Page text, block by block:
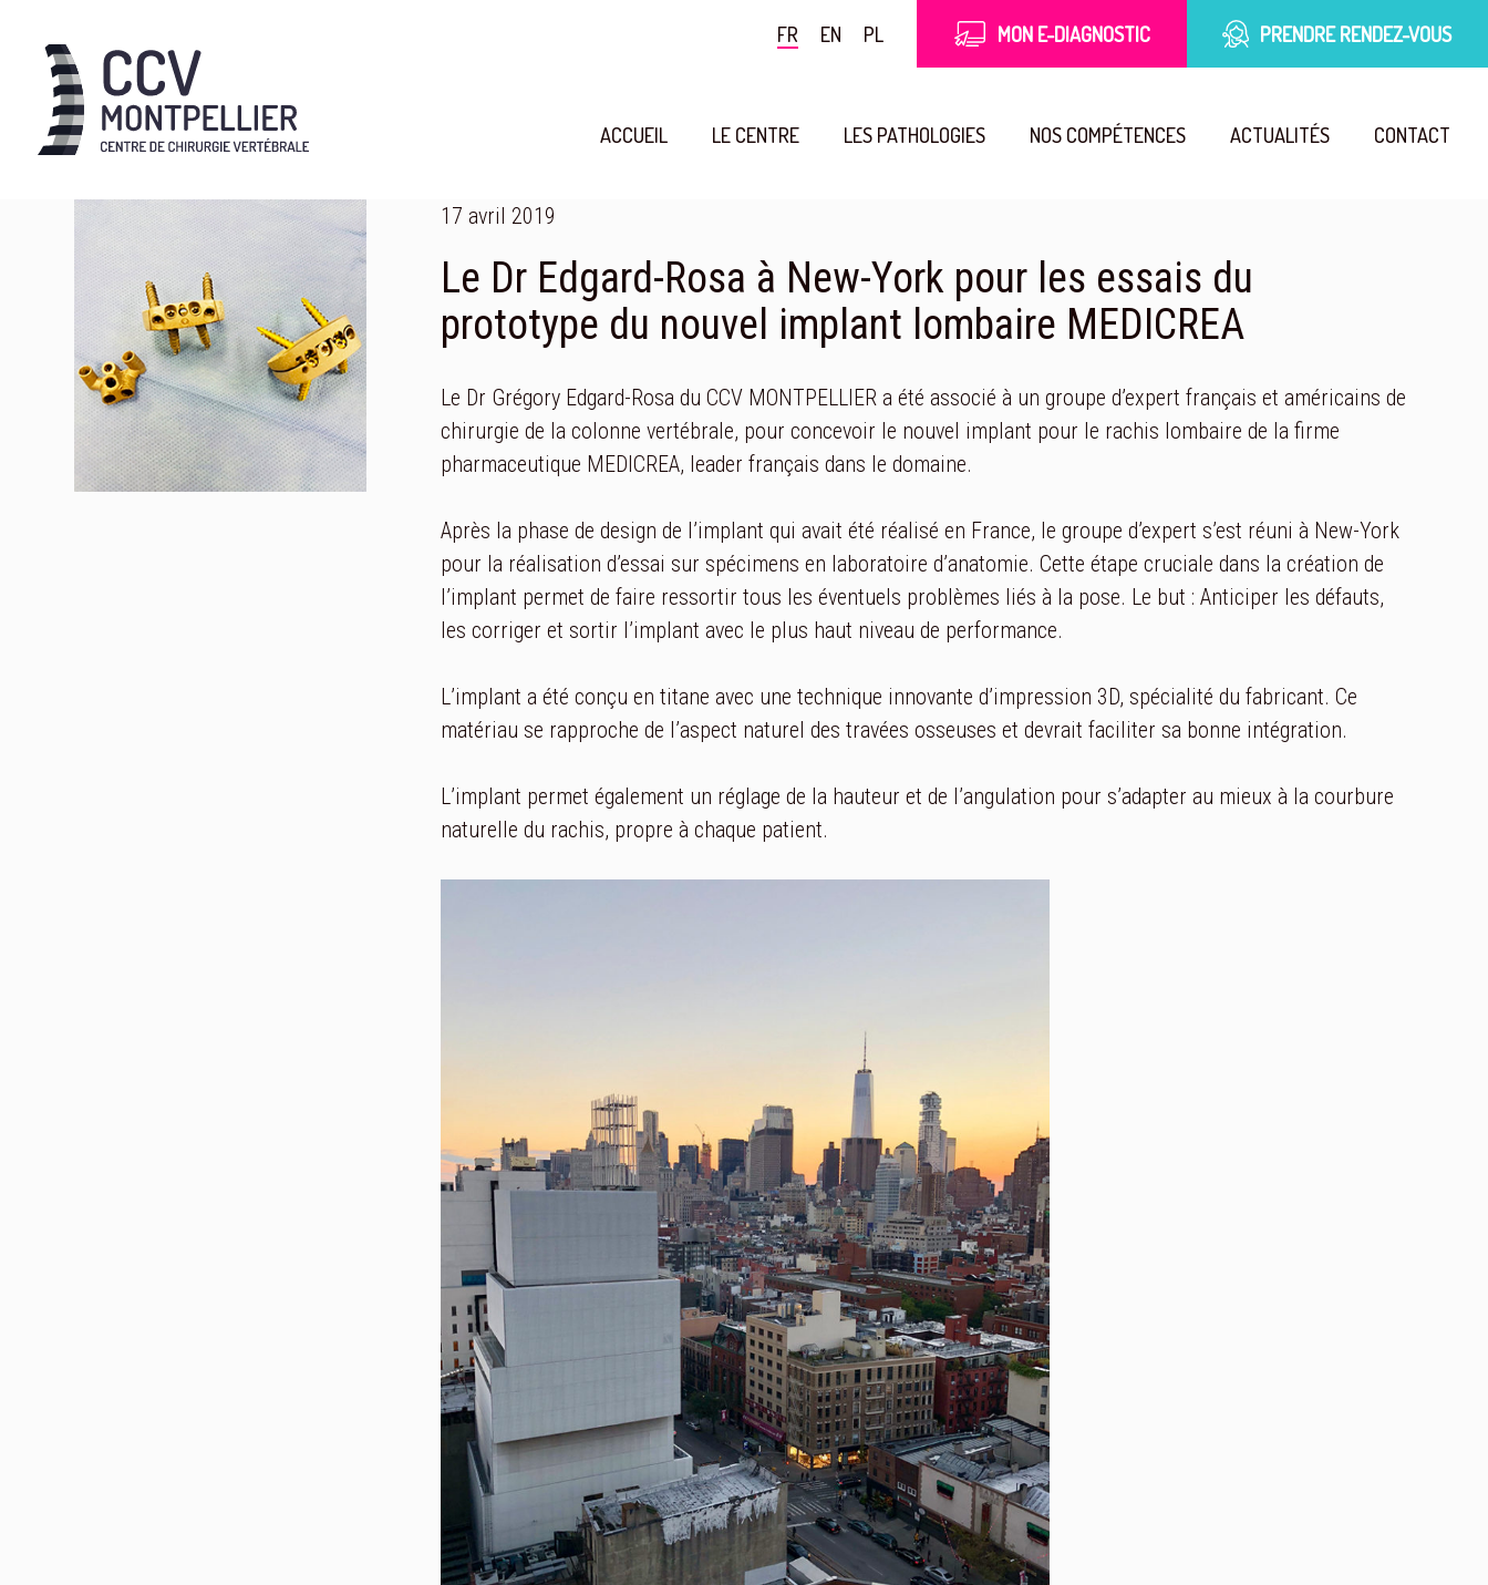
ACCUEIL LE CENTRE LES PATHOLOGIES NOS COMPÉTENCES ACTUALITÉS CONTACT
FR EN PL MON E-DIAGNOSTIC PRENDRE RENDEZ-VOUS
17 avril 2019
Le Dr Edgard-Rosa à New-York pour les essais du
prototype du nouvel implant lombaire MEDICREA
Le Dr Grégory Edgard-Rosa du CCV MONTPELLIER a été associé à un groupe d’expert français et américains de
chirurgie de la colonne vertébrale, pour concevoir le nouvel implant pour le rachis lombaire de la firme
pharmaceutique MEDICREA, leader français dans le domaine.
Après la phase de design de l’implant qui avait été réalisé en France, le groupe d’expert s’est réuni à New-York
pour la réalisation d’essai sur spécimens en laboratoire d’anatomie. Cette étape cruciale dans la création de
l’implant permet de faire ressortir tous les éventuels problèmes liés à la pose. Le but : Anticiper les défauts,
les corriger et sortir l’implant avec le plus haut niveau de performance.
L’implant a été conçu en titane avec une technique innovante d’impression 3D, spécialité du fabricant. Ce
matériau se rapproche de l’aspect naturel des travées osseuses et devrait faciliter sa bonne intégration.
L’implant permet également un réglage de la hauteur et de l’angulation pour s’adapter au mieux à la courbure
naturelle du rachis, propre à chaque patient.